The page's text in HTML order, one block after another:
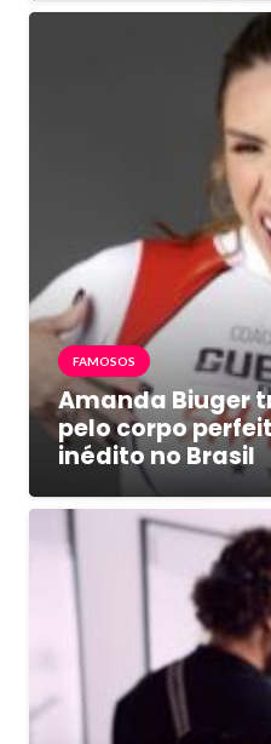
FAMOSOS
Amanda Biuger
pelo corpo
inédito no Brasil